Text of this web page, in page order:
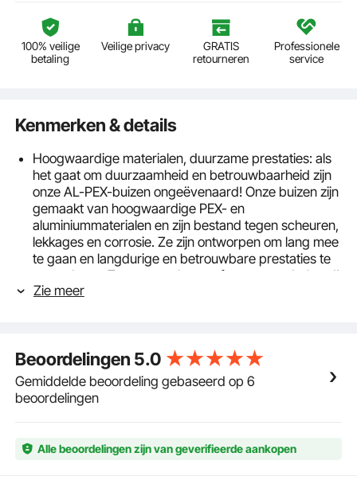
100% veilige
betaling
Veilige privacy
GRATIS
retourneren
Professionele
service
Kenmerken & details
Hoogwaardige materialen, duurzame prestaties: als
het gaat om duurzaamheid en betrouwbaarheid zijn
onze AL-PEX-buizen ongeëvenaard! Onze buizen zijn
gemaakt van hoogwaardige PEX- en
aluminiummaterialen en zijn bestand tegen scheuren,
lekkages en corrosie. Ze zijn ontworpen om lang mee
te gaan en langdurige en betrouwbare prestaties te
garanderen. Zeg vaarwel tegen frequent onderhoud!
Ongeëvenaarde compatibiliteit en
waardoor veilig gebruik in zowel verzengende hitte
als ijzige omstandigheden wordt gegarandeerd
Koud. Ze kunnen eenvoudig worden geïnstalleerd
met behulp van verschillende verbindingssystemen
residentiële en industriële toepassingen. Onze
leidingen zijn corrosiebestendig en leveren
Zie meer
Beoordelingen 5.0
Gemiddelde beoordeling gebaseerd op 6
beoordelingen
Alle beoordelingen zijn van geverifieerde aankopen